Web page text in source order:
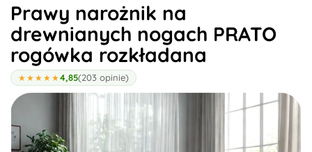
Prawy narożnik na
drewnianych nogach PRATO
rogówka rozkładana
★★★★★4,85(203 opinie)